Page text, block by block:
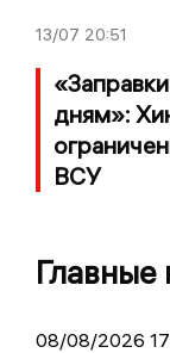
13/07 20:51
дням»:
ВСУ
Главные
08/08/2026